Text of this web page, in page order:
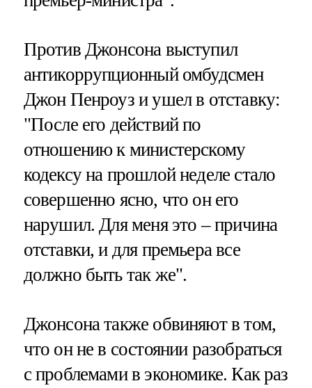
Против Джонсона выступил
антикоррупционный омбудсмен
Джон Пенроуз и ушел в отставку:
"После его действий по
отношению к министерскому
кодексу на прошлой неделе стало
совершенно ясно, что он его
нарушил. Для меня это – причина
отставки, и для премьера все
должно быть так же".
Джонсона также обвиняют в том,
что он не в состоянии разобраться
с проблемами в экономике. Как раз